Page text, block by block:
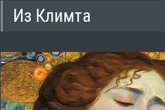
Из Климта